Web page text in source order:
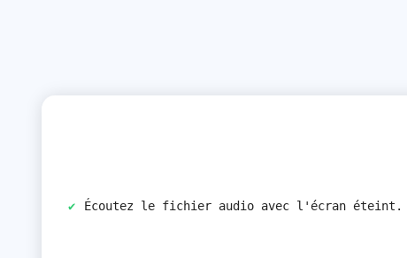
Écoutez le fichier audio avec l'écran éteint.